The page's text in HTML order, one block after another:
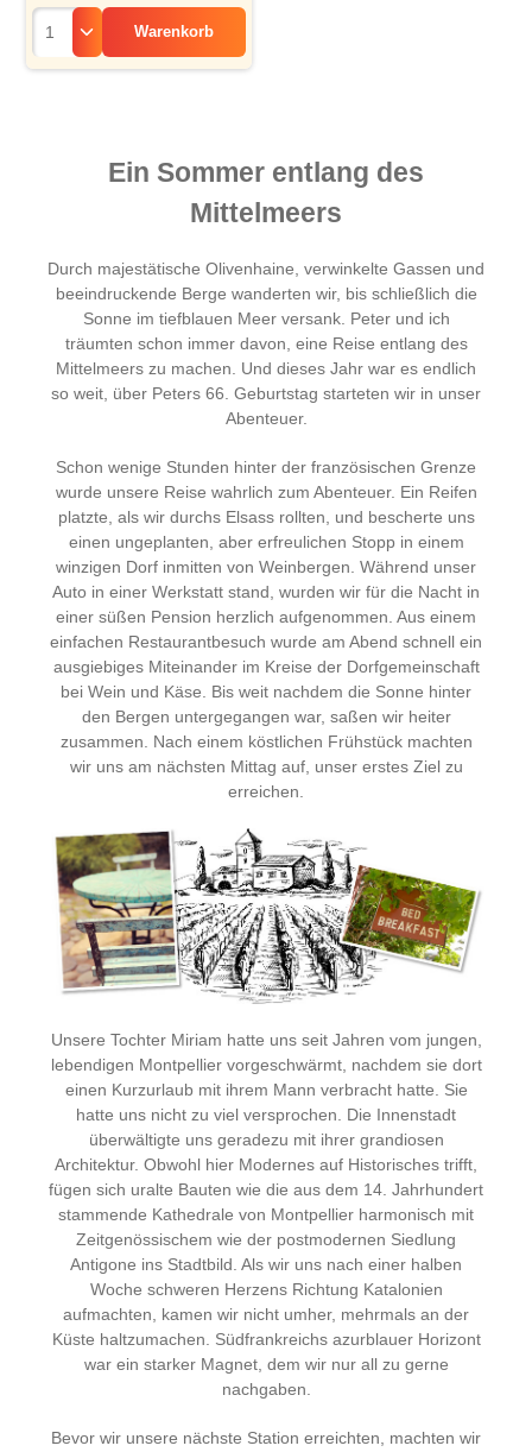
Warenkorb
Ein Sommer entlang des
Mittelmeers
Durch majestätische Olivenhaine, verwinkelte Gassen und
beeindruckende Berge wanderten wir, bis schließlich die
Sonne im tiefblauen Meer versank. Peter und ich
träumten schon immer davon, eine Reise entlang des
Mittelmeers zu machen. Und dieses Jahr war es endlich
so weit, über Peters 66. Geburtstag starteten wir in unser
Abenteuer.
Schon wenige Stunden hinter der französischen Grenze
wurde unsere Reise wahrlich zum Abenteuer. Ein Reifen
platzte, als wir durchs Elsass rollten, und bescherte uns
einen ungeplanten, aber erfreulichen Stopp in einem
winzigen Dorf inmitten von Weinbergen. Während unser
Auto in einer Werkstatt stand, wurden wir für die Nacht in
einer süßen Pension herzlich aufgenommen. Aus einem
einfachen Restaurantbesuch wurde am Abend schnell ein
ausgiebiges Miteinander im Kreise der Dorfgemeinschaft
bei Wein und Käse. Bis weit nachdem die Sonne hinter
den Bergen untergegangen war, saßen wir heiter
zusammen. Nach einem köstlichen Frühstück machten
wir uns am nächsten Mittag auf, unser erstes Ziel zu
erreichen.
Unsere Tochter Miriam hatte uns seit Jahren vom jungen,
lebendigen Montpellier vorgeschwärmt, nachdem sie dort
einen Kurzurlaub mit ihrem Mann verbracht hatte. Sie
hatte uns nicht zu viel versprochen. Die Innenstadt
überwältigte uns geradezu mit ihrer grandiosen
Architektur. Obwohl hier Modernes auf Historisches trifft,
fügen sich uralte Bauten wie die aus dem 14. Jahrhundert
stammende Kathedrale von Montpellier harmonisch mit
Zeitgenössischem wie der postmodernen Siedlung
Antigone ins Stadtbild. Als wir uns nach einer halben
Woche schweren Herzens Richtung Katalonien
aufmachten, kamen wir nicht umher, mehrmals an der
Küste haltzumachen. Südfrankreichs azurblauer Horizont
war ein starker Magnet, dem wir nur all zu gerne
nachgaben.
Bevor wir unsere nächste Station erreichten, machten wir